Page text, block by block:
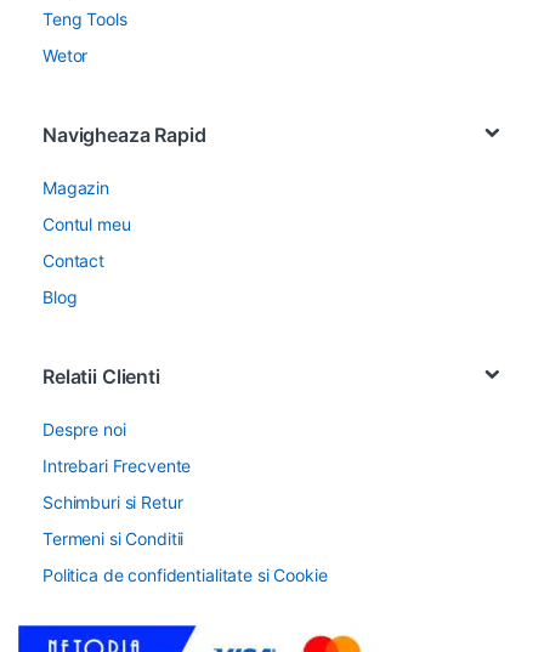
Teng Tools
Wetor
Navigheaza Rapid
Magazin
Contul meu
Contact
Blog
Relatii Clienti
Despre noi
Intrebari Frecvente
Schimburi si Retur
Termeni si Conditii
Politica de confidentialitate si Cookie